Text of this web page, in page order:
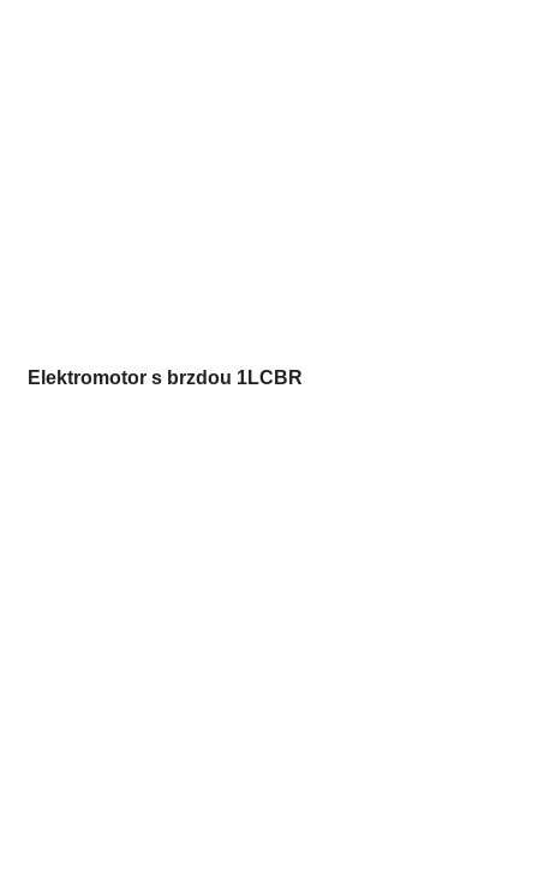
Elektromotor s brzdou 1LCBR